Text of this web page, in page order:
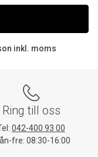
inkl. moms
Ring till oss
042-400 93 00
fre: 08:30-16:00